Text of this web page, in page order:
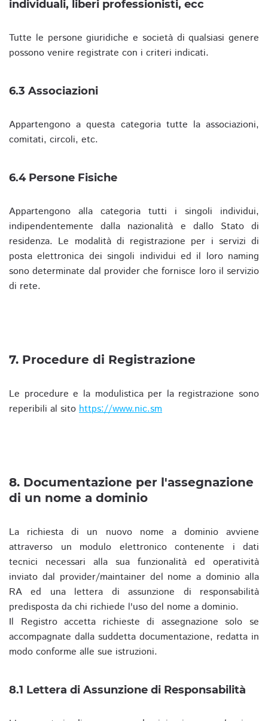
individuali, liberi professionisti, ecc
Tutte le persone giuridiche e società di qualsiasi genere
possono venire registrate con i criteri indicati.
6.3 Associazioni
Appartengono a questa categoria tutte la associazioni,
comitati, circoli, etc.
6.4 Persone Fisiche
Appartengono alla categoria tutti i singoli individui,
indipendentemente dalla nazionalità e dallo Stato di
residenza. Le modalità di registrazione per i servizi di
posta elettronica dei singoli individui ed il loro naming
sono determinate dal provider che fornisce loro il servizio
di rete.
7. Procedure di Registrazione
Le procedure e la modulistica per la registrazione sono
reperibili al sito https://www.nic.sm
8. Documentazione per l'assegnazione
di un nome a dominio
La richiesta di un nuovo nome a dominio avviene
attraverso un modulo elettronico contenente i dati
tecnici necessari alla sua funzionalità ed operatività
inviato dal provider/maintainer del nome a dominio alla
RA ed una lettera di assunzione di responsabilità
predisposta da chi richiede l'uso del nome a dominio.
Il Registro accetta richieste di assegnazione solo se
accompagnate dalla suddetta documentazione, redatta in
modo conforme alle sue istruzioni.
8.1 Lettera di Assunzione di Responsabilità